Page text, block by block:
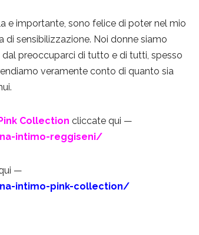
e importante, sono felice di poter nel mio
sensibilizzazione. Noi donne siamo
preoccuparci di tutto e di tutti, spesso
veramente conto di quanto sia
Pink Collection cliccate qui —
intimo-reggiseni/
—
intimo-pink-collection/